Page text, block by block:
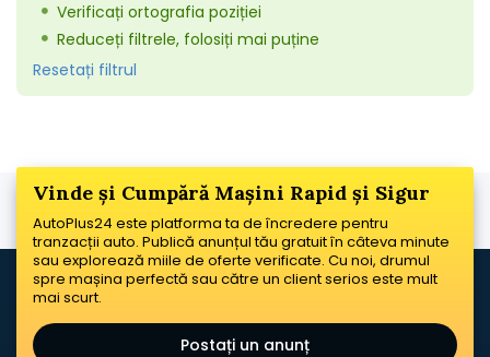
Verificați ortografia poziției
Reduceți filtrele, folosiți mai puține
Resetați filtrul
Vinde și Cumpără Mașini Rapid și Sigur
AutoPlus24 este platforma ta de încredere pentru
tranzacții auto. Publică anunțul tău gratuit în câteva minute
sau explorează miile de oferte verificate. Cu noi, drumul
spre mașina perfectă sau către un client serios este mult
mai scurt.
Postați un anunț